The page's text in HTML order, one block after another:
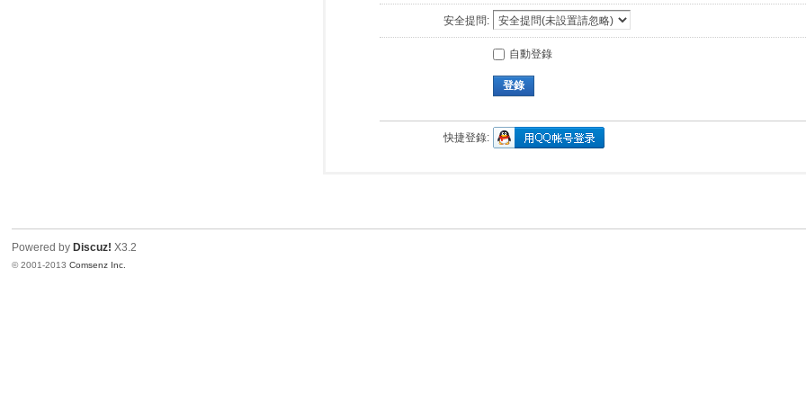
安全提問:
自動登錄
登錄
快捷登錄:
Powered by Discuz! X3.2
© 2001-2013Comsenz Inc.